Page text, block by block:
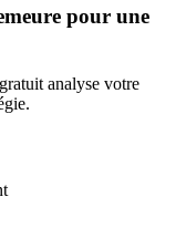
pour une
analyse votre